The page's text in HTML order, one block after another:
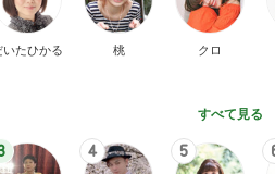
いたひかる 桃 クロ
すべて見る
4 5